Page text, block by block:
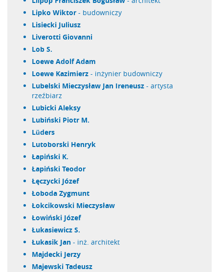
Lipko Wiktor - budowniczy
Lisiecki Juliusz
Liverotti Giovanni
Lob S.
Loewe Adolf Adam
Loewe Kazimierz - inżynier budowniczy
Lubelski Mieczysław Jan Ireneusz - artysta
rzeźbiarz
Lubicki Aleksy
Lubiński Piotr M.
Lüders
Lutoborski Henryk
Łapiński K.
Łapiński Teodor
Łęczycki Józef
Łoboda Zygmunt
Łokcikowski Mieczysław
Łowiński Józef
Łukasiewicz S.
Łukasik Jan - inż. architekt
Majdecki Jerzy
Majewski Tadeusz